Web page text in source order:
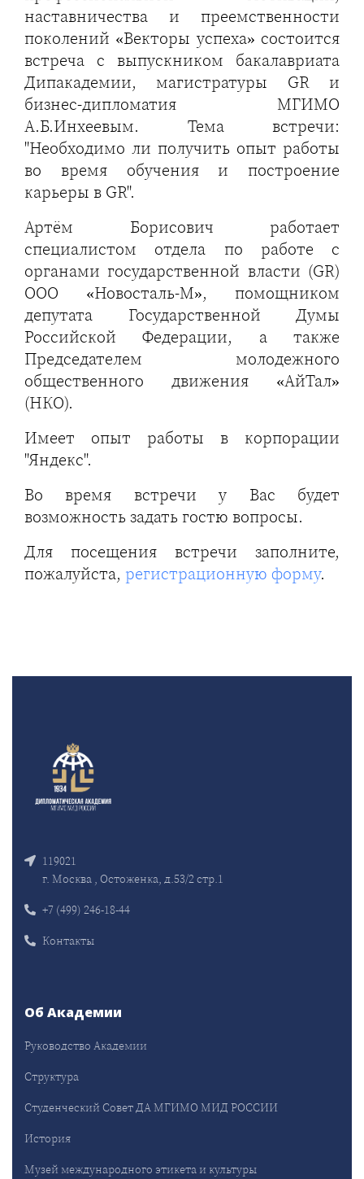
наставничества и преемственности
поколений «Векторы успеха» состоится
встреча с выпускником бакалавриата
Дипакадемии, магистратуры GR и
бизнес-дипломатия МГИМО
А.Б.Инхеевым. Тема встречи:
"Необходимо ли получить опыт работы
во время обучения и построение
карьеры в GR".
Артём Борисович работает
специалистом отдела по работе с
органами государственной власти (GR)
ООО «Новосталь-М», помощником
депутата Государственной Думы
Российской Федерации, а также
Председателем молодежного
общественного движения «АйТал»
(НКО).
Имеет опыт работы в корпорации
"Яндекс".
Во время встречи у Вас будет
возможность задать гостю вопросы.
Для посещения встречи заполните,
пожалуйста, регистрационную форму.
119021
г. Москва , Остоженка, д.53/2 стр.1
+7 (499) 246-18-44
Контакты
Об Академии
Руководство Академии
Структура
Студенческий Совет ДА МГИМО МИД РОССИИ
История
Музей международного этикета и культуры